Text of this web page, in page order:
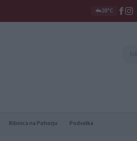
☁️28°C
Ribnica na Pohorju Podvelka